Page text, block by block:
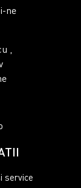
ne
,
service